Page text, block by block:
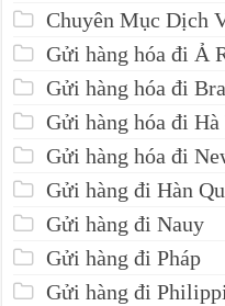
Chuyên Mục Dịch
Gửi hàng hóa đi Ả
Gửi hàng hóa đi
Gửi hàng hóa đi Hà
Gửi hàng hóa đi
Gửi hàng đi Hàn
Gửi hàng đi Nauy
Gửi hàng đi Pháp
Gửi hàng đi